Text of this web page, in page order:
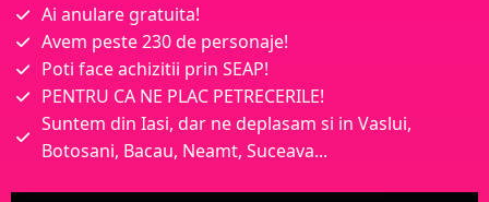
Ai anulare gratuita!
Avem peste 230 de personaje!
Poti face achizitii prin SEAP!
PENTRU CA NE PLAC PETRECERILE!
Suntem din Iasi, dar ne deplasam si in Vaslui,
Botosani, Bacau, Neamt, Suceava...